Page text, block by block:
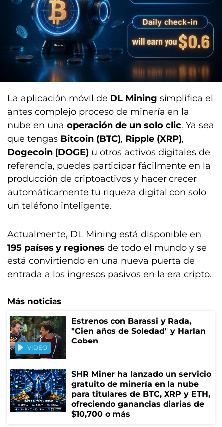
La aplicación móvil de DL Mining simplifica el
antes complejo proceso de minería en la
nube en una operación de un solo clic. Ya sea
que tengas Bitcoin (BTC), Ripple (XRP),
Dogecoin (DOGE) u otros activos digitales de
referencia, puedes participar fácilmente en la
producción de criptoactivos y hacer crecer
automáticamente tu riqueza digital con solo
un teléfono inteligente.
Actualmente, DL Mining está disponible en
195 países y regiones de todo el mundo y se
está convirtiendo en una nueva puerta de
entrada a los ingresos pasivos en la era cripto.
Más noticias
VIDEO
Estrenos con Barassi y Rada,
"Cien años de Soledad" y Harlan
Coben
SHR Miner ha lanzado un servicio
gratuito de minería en la nube
para titulares de BTC, XRP y ETH,
ofreciendo ganancias diarias de
$10,700 o más